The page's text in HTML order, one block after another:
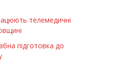
телемедичні
підготовка до